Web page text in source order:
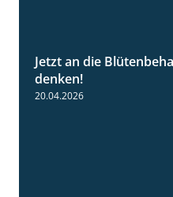
Jetzt an die
denken!
20.04.2026